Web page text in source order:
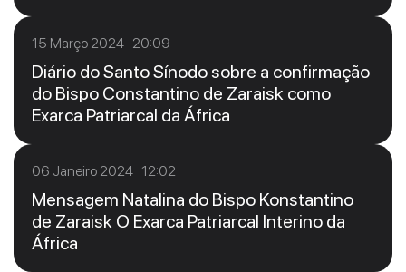
15 Março 2024 20:09
Diário do Santo Sínodo sobre a confirmação
do Bispo Constantino de Zaraisk como
Exarca Patriarcal da África
06 Janeiro 2024 12:02
Mensagem Natalina do Bispo Konstantino
de Zaraisk O Exarca Patriarcal Interino da
África